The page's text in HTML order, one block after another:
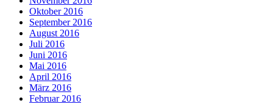
Oktober 2016
September 2016
August 2016
Juli 2016
Juni 2016
Mai 2016
April 2016
März 2016
Februar 2016